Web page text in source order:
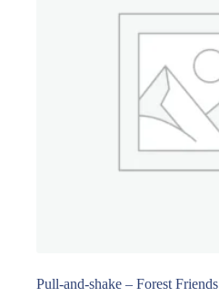
Pull-and-shake – Forest Friends